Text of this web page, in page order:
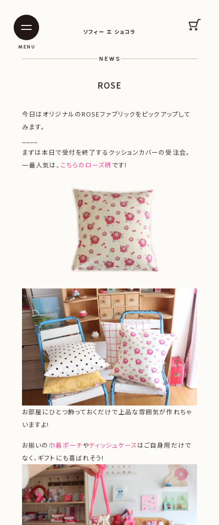
ソフィー エ ショコラ
MENU
カー
NEWS
ROSE
今日はオリジナルのROSEファブリックをピックアップして
みます。
まずは本日で受付を終了するクッションカバーの受注会。
一番人気は、 こちらのローズ柄 です!
お部屋にひとつ飾っておくだけで上品な雰囲気が作れちゃ
いますよ!
お揃いの 巾着ポーチやティッシュケース はご自身用だけで
なく、ギフトにも喜ばれそう!